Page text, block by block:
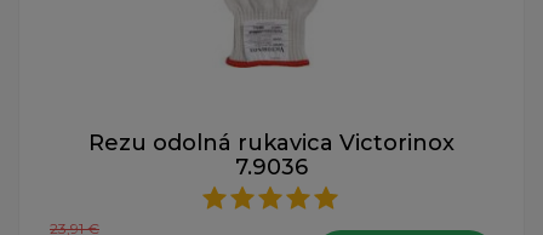
Rezu odolná rukavica Victorinox
7.9036
23,91 €